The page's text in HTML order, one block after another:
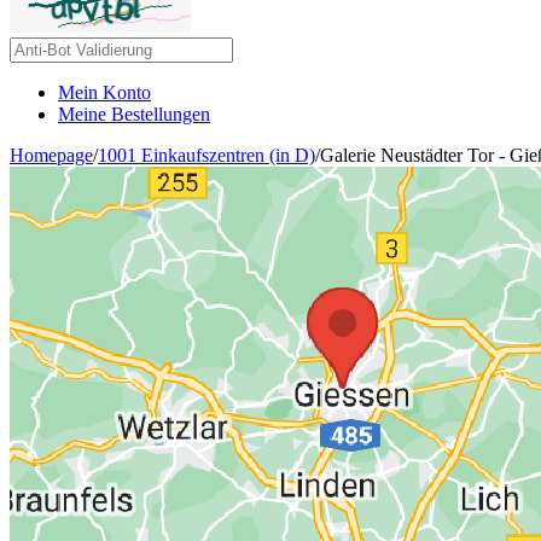
Mein Konto
Meine Bestellungen
Homepage/1001 Einkaufszentren (in D)/Galerie Neustädter Tor -